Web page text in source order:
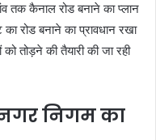
तक कैनाल रोड बनाने का प्लान
रोड बनाने का प्रावधान रखा
तोड़ने की तैयारी की जा रही
नगर निगम का